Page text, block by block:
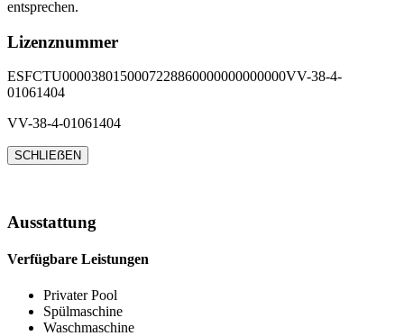
entsprechen.
Lizenznummer
ESFCTU0000380150007228860000000000000VV-38-4-
01061404
VV-38-4-01061404
SCHLIEẞEN
Ausstattung
Verfügbare Leistungen
Privater Pool
Spülmaschine
Waschmaschine